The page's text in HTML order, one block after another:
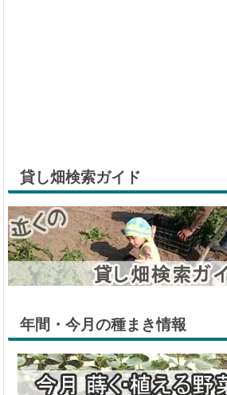
貸し畑検索ガイド
年間・今月の種まき情報